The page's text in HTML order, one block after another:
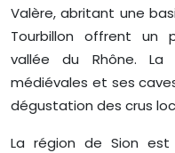
Valère, abritant une
Tourbillon offrent un
vallée du Rhône. La
médiévales et ses
dégustation des crus
La région de Sion